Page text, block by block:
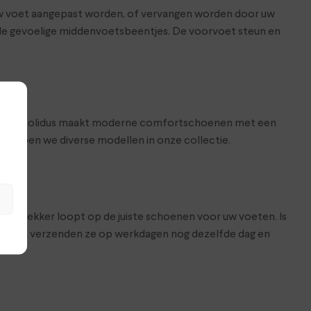
aangepast worden, of vervangen worden door uw
gevoelige middenvoetsbeentjes. De voorvoet steun en
Solidus maakt moderne comfortschoenen met een
we diverse modellen in onze collectie.
je lekker loopt op de juiste schoenen voor uw voeten. Is
Wij verzenden ze op werkdagen nog dezelfde dag en